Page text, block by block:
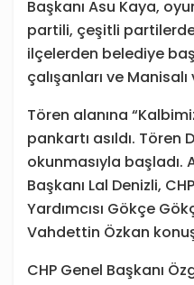
Başkanı Asu Kaya,
partili, çeşitli
ilçelerden belediye
çalışanları ve
Tören alanına
pankartı asıldı. Tören
okunmasıyla başladı.
Başkanı Lal Denizli,
Yardımcısı Gökçe
Vahdettin Özkan
CHP Genel Başkanı